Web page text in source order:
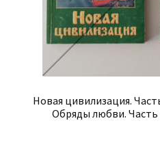
Новая цивилизация.
Обряды любви.